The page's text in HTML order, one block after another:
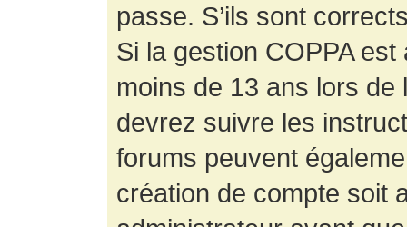
passe. S’ils sont
Si la gestion COPPA
moins de 13 ans lors de
devrez suivre les
forums peuvent
création de compte soit